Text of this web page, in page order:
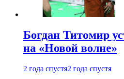
Богдан Титомир
на «Новой волне»
2 года спустя2 года спустя